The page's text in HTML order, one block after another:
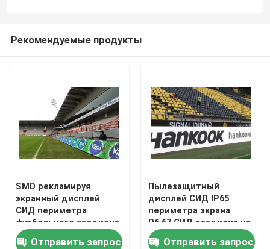
Рекомендуемые продукты
SMD рекламируя
экранный дисплей
СИД периметра
футбольного стадиона
стены IP54 СИД
Отправить запрос
Пылезащитный
дисплей СИД IP65
периметра экрана
P6.67 СИД стадиона на
открытом воздухе
Отправить запрос